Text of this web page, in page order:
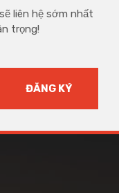
liên hệ sớm nhất
trọng!